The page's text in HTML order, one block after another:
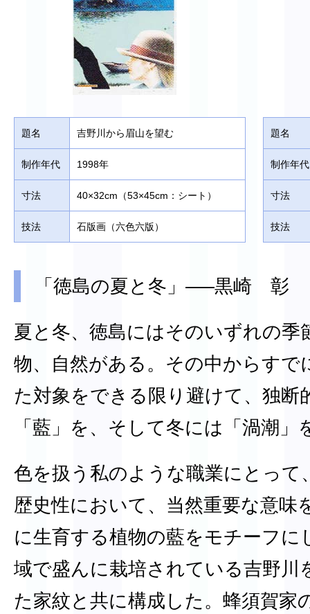
題名 吉野川から眉山を望む
制作年代 1998年
寸法 40×32cm（53×45cm：シート）
技法 石版画（六色六版）
題名
制作年代
寸法
技法
「徳島の夏と冬」—–黒崎 彰
夏と冬、徳島にはそのいずれの季
物、自然がある。その中からすで
た対象をできる限り避けて、独断
「藍」を、そして冬には「渦潮」
色を扱う私のような職業にとって
歴史性において、当然重要な意味
に生育する植物の藍をモチーフに
域で盛んに栽培されている吉野川
た家紋と共に構成した。蜂須賀家